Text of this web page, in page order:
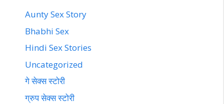
Aunty Sex Story
Bhabhi Sex
Hindi Sex Stories
Uncategorized
गे सेक्स स्टोरी
ग्रुप सेक्स स्टोरी